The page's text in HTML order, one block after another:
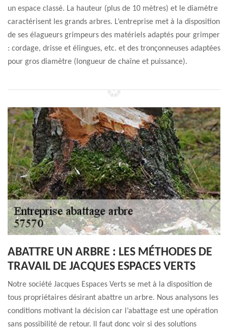
un espace classé. La hauteur (plus de 10 mètres) et le diamètre
caractérisent les grands arbres. L’entreprise met à la disposition
de ses élagueurs grimpeurs des matériels adaptés pour grimper
: cordage, drisse et élingues, etc. et des tronçonneuses adaptées
pour gros diamètre (longueur de chaîne et puissance).
ABATTRE UN ARBRE : LES MÉTHODES DE
TRAVAIL DE JACQUES ESPACES VERTS
Notre société Jacques Espaces Verts se met à la disposition de
tous propriétaires désirant abattre un arbre. Nous analysons les
conditions motivant la décision car l’abattage est une opération
sans possibilité de retour. Il faut donc voir si des solutions